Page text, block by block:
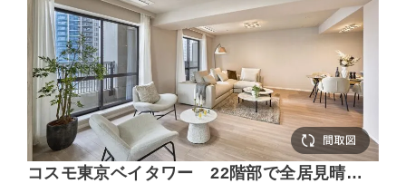
コスモ東京ベイタワー 22階部で全居見晴ら